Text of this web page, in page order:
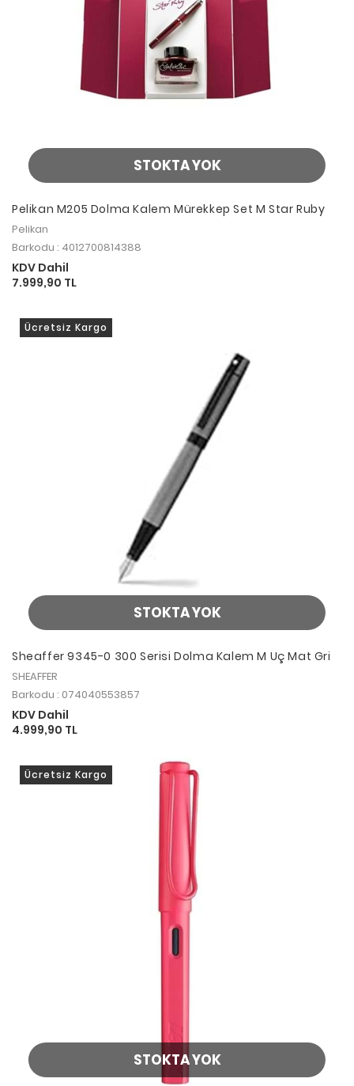
STOKTA YOK
Pelikan M205 Dolma Kalem Mürekkep Set M Star Ruby
Pelikan
Barkodu : 4012700814388
KDV Dahil
7.999,90 TL
STOKTA YOK
Ücretsiz Kargo
Sheaffer 9345-0 300 Serisi Dolma Kalem M Uç Mat Gri
SHEAFFER
Barkodu : 074040553857
KDV Dahil
4.999,90 TL
STOKTA YOK
Ücretsiz Kargo